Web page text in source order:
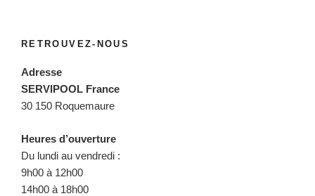
RETROUVEZ-NOUS
Adresse
SERVIPOOL France
30 150 Roquemaure
Heures d’ouverture
Du lundi au vendredi :
9h00 à 12h00
14h00 à 18h00